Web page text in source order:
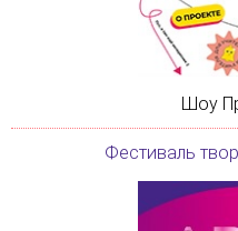
Шоу
Фестиваль